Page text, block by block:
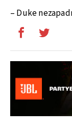
– Duke